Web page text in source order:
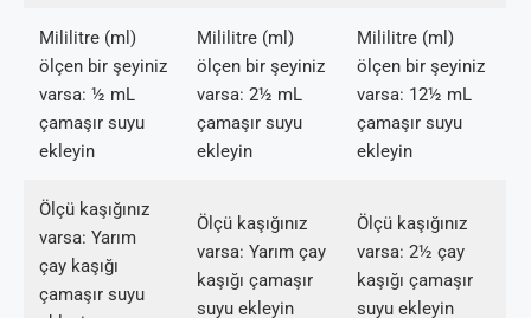
Mililitre (ml)
ölçen bir şeyiniz
varsa: ½ mL
çamaşır suyu
ekleyin
Mililitre (ml)
ölçen bir şeyiniz
varsa: 2½ mL
çamaşır suyu
ekleyin
Mililitre (ml)
ölçen bir şeyiniz
varsa: 12½ mL
çamaşır suyu
ekleyin
Ölçü kaşığınız
varsa: Yarım
çay kaşığı
çamaşır suyu
Ölçü kaşığınız
varsa: Yarım çay
kaşığı çamaşır
suyu ekleyin
Ölçü kaşığınız
varsa: 2½ çay
kaşığı çamaşır
suyu ekleyin